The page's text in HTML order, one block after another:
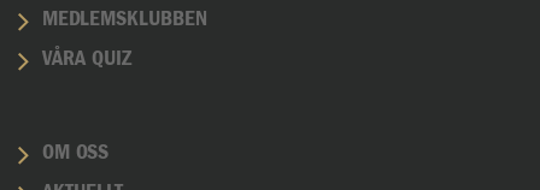
MEDLEMSKLUBBEN
VÅRA QUIZ
OM OSS